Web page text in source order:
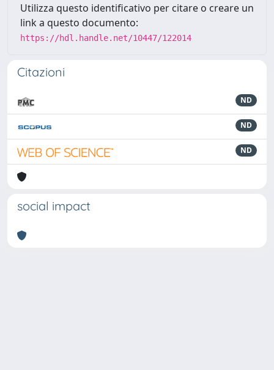
Utilizza questo identificativo per citare o creare un
link a questo documento:
https://hdl.handle.net/10447/122014
Citazioni
ND
ND
ND
social impact